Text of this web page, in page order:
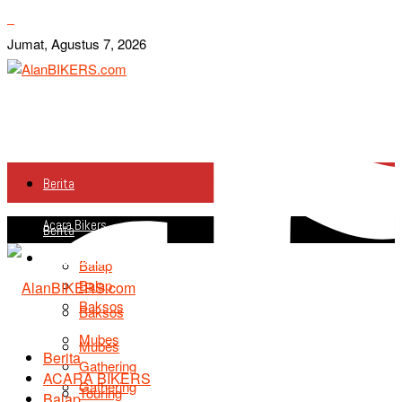
Jumat, Agustus 7, 2026
Berita
Acara Bikers
Balap
Baksos
Mubes
Gathering
Berita
Acara Bikers
Balap
Baksos
Mubes
Gathering
Touring
Berita
ACARA BIKERS